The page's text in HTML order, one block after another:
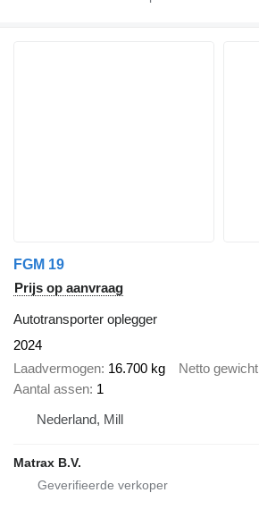
FGM 19
Prijs op aanvraag
Autotransporter oplegger
2024
Laadvermogen 16.700 kg Netto gewicht
Aantal assen 1
Nederland, Mill
Matrax B.V.